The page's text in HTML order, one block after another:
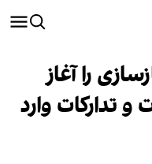
را آغاز
و تدارکات وارد